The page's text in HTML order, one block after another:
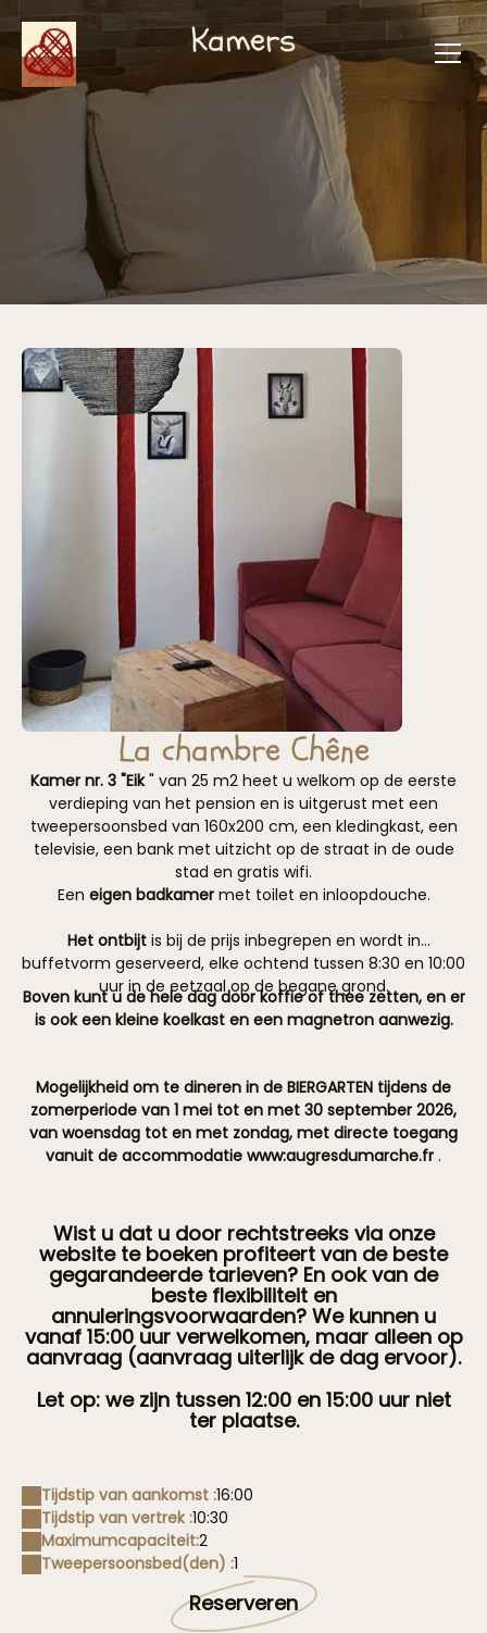
Kamers
La chambre Chêne
Kamer nr. 3 "Eik" van 25 m2 heet u welkom op de eerste
verdieping van het pension en is uitgerust met een
tweepersoonsbed van 160x200 cm, een kledingkast, een
televisie, een bank met uitzicht op de straat in de oude
stad en gratis wifi.
Een eigen badkamermet toilet en inloopdouche.
Het ontbijtis bij de prijs inbegrepen en wordt in
buffetvorm geserveerd, elke ochtend tussen 8:30 en 10:00
uur in de eetzaal op de begane grond.
Boven kunt u de hele dag door koffie of thee zetten, en er
is ook een kleine koelkast en een magnetron aanwezig.
Mogelijkheid om te dineren in de BIERGARTEN tijdens de
zomerperiode van 1 mei tot en met 30 september 2026,
van woensdag tot en met zondag, met directe toegang
vanuit de accommodatie www:augresdumarche.fr .
Wist u dat u door rechtstreeks via onze
website te boeken profiteert van de beste
gegarandeerde tarieven? En ook van de
beste flexibiliteit en
annuleringsvoorwaarden? We kunnen u
vanaf 15:00 uur verwelkomen, maar alleen op
aanvraag (aanvraag uiterlijk de dag ervoor).
Let op: we zijn tussen 12:00 en 15:00 uur niet
ter plaatse.
Tijdstip van aankomst :16:00
Tijdstip van vertrek :10:30
Maximumcapaciteit:2
Tweepersoonsbed(den) :1
Reserveren